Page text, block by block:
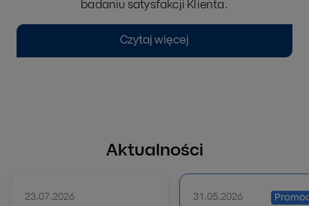
badaniu satysfakcji Klienta.
Czytaj więcej
Aktualności
23.07.2026 31.05.2026